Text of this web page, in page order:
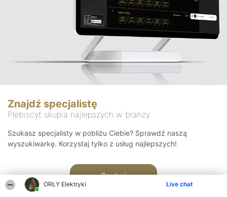
ORŁY Elektryki Live chat
Znajdź specjalistę
Plebiscyt skupia najlepszych w branży
Szukasz specjalisty w pobliżu Ciebie? Sprawdź naszą
wyszukiwarkę. Korzystaj tylko z usług najlepszych!
Szukaj